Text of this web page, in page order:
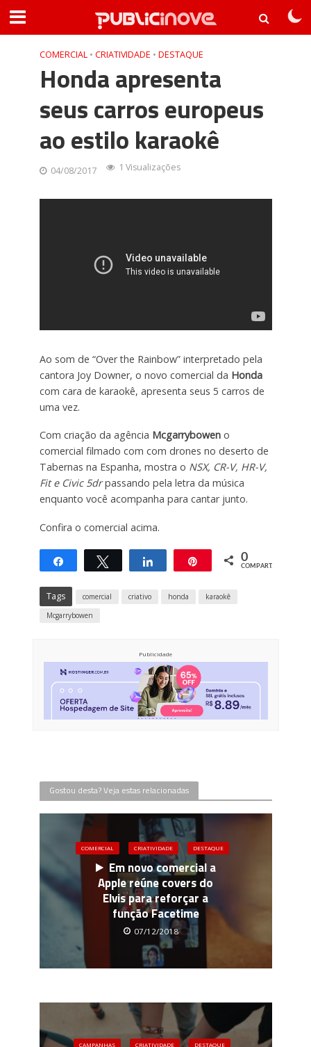
COMERCIAL • CRIATIVIDADE • DESTAQUE
Honda apresenta
seus carros europeus
ao estilo karaokê
04/08/2017 1 Visualizações
Ao som de “Over the Rainbow” interpretado pela
cantora Joy Downer, o novo comercial da Honda
com cara de karaokê, apresenta seus 5 carros de
uma vez.
Com criação da agência Mcgarryboweno
comercial filmado com com drones no deserto de
Tabernas na Espanha, mostra o NSX, CR-V, HR-V,
Fit e Civic 5drpassando pela letra da música
enquanto você acompanha para cantar junto.
Confira o comercial acima.
CompartilharTwittar Compartilhar 0
COMPART.
Tags comercial criativo honda
karaokê
Mcgarrybowen
Publicidade
Gostou desta? Veja estas relacionadas
COMERCIAL CRIATIVIDADE DESTAQUE
Em novo comercial a
Apple reúne covers do
Elvis para reforçar a
função Facetime
07/12/2018
CAMPANHAS CRIATIVIDADE DESTAQUE